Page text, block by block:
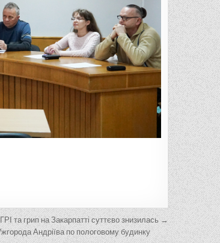
та грип на Закарпатті суттєво знизилась →
Андріїва по пологовому будинку